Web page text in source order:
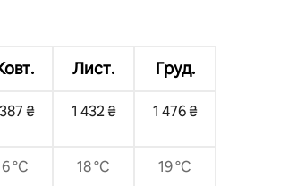
Лист. Груд.
₴ 1 432 ₴ 1 476 ₴
°C 18 °C 19 °C